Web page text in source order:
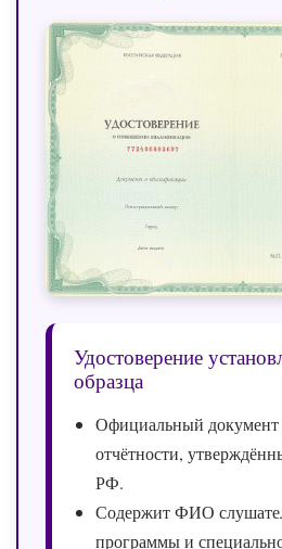
Удостоверение
образца
Официальный документ
отчётности,
РФ.
Содержит ФИО
программы и